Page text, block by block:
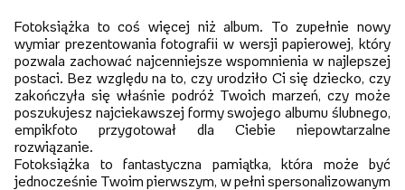
Fotoksiążka to coś więcej niż album. To zupełnie nowy
wymiar prezentowania fotografii w wersji papierowej, który
pozwala zachować najcenniejsze wspomnienia w najlepszej
postaci. Bez względu na to, czy urodziło Ci się dziecko, czy
zakończyła się właśnie podróż Twoich marzeń, czy może
poszukujesz najciekawszej formy swojego albumu ślubnego,
empikfoto przygotował dla Ciebie niepowtarzalne
rozwiązanie.
Fotoksiążka to fantastyczna pamiątka, która może być
jednocześnie Twoim pierwszym, w pełni spersonalizowanym